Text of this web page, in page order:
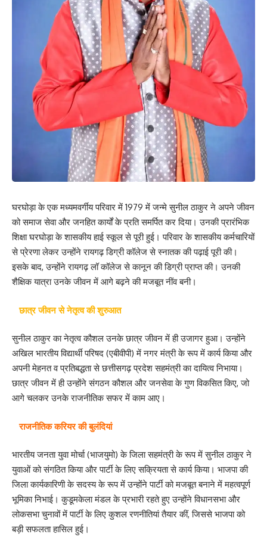
घरघोड़ा के एक मध्यमवर्गीय परिवार में 1979 में जन्मे सुनील ठाकुर ने अपने जीवन
को समाज सेवा और जनहित कार्यों के प्रति समर्पित कर दिया। उनकी प्रारंभिक
शिक्षा घरघोड़ा के शासकीय हाई स्कूल से पूरी हुई। परिवार के शासकीय कर्मचारियों
से प्रेरणा लेकर उन्होंने रायगढ़ डिग्री कॉलेज से स्नातक की पढ़ाई पूरी की।
इसके बाद, उन्होंने रायगढ़ लॉ कॉलेज से कानून की डिग्री प्राप्त की। उनकी
शैक्षिक यात्रा उनके जीवन में आगे बढ़ने की मजबूत नींव बनी।
छात्र जीवन से नेतृत्व की शुरुआत
सुनील ठाकुर का नेतृत्व कौशल उनके छात्र जीवन में ही उजागर हुआ। उन्होंने
अखिल भारतीय विद्यार्थी परिषद (एबीवीपी) में नगर मंत्री के रूप में कार्य किया और
अपनी मेहनत व प्रतिबद्धता से छत्तीसगढ़ प्रदेश सहमंत्री का दायित्व निभाया।
छात्र जीवन में ही उन्होंने संगठन कौशल और जनसेवा के गुण विकसित किए, जो
आगे चलकर उनके राजनीतिक सफर में काम आए।
राजनीतिक करियर की बुलंदियां
भारतीय जनता युवा मोर्चा (भाजयुमो) के जिला सहमंत्री के रूप में सुनील ठाकुर ने
युवाओं को संगठित किया और पार्टी के लिए सक्रियता से कार्य किया। भाजपा की
जिला कार्यकारिणी के सदस्य के रूप में उन्होंने पार्टी को मजबूत बनाने में महत्वपूर्ण
भूमिका निभाई। कुडूमकेला मंडल के प्रभारी रहते हुए उन्होंने विधानसभा और
लोकसभा चुनावों में पार्टी के लिए कुशल रणनीतियां तैयार कीं, जिससे भाजपा को
बड़ी सफलता हासिल हुई।